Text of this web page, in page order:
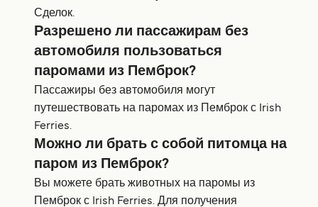
Сделок.
Разрешено ли пассажирам без
автомобиля пользоваться
паромами из Пемброк?
Пассажиры без автомобиля могут
путешествовать на паромах из Пемброк с Irish
Ferries.
Можно ли брать с собой питомца на
паром из Пемброк?
Вы можете брать животных на паромы из
Пемброк с Irish Ferries. Для получения